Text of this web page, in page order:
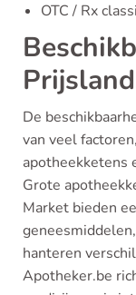
OTC / Rx
De
van veel
apotheekketens
Grote
Market bieden
hanteren
Apotheker.be